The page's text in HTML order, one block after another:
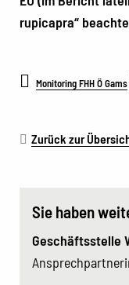
rupicapra“
Monitoring FHH Ö Gams
Zurück zur
Sie haben
Geschäftsstelle